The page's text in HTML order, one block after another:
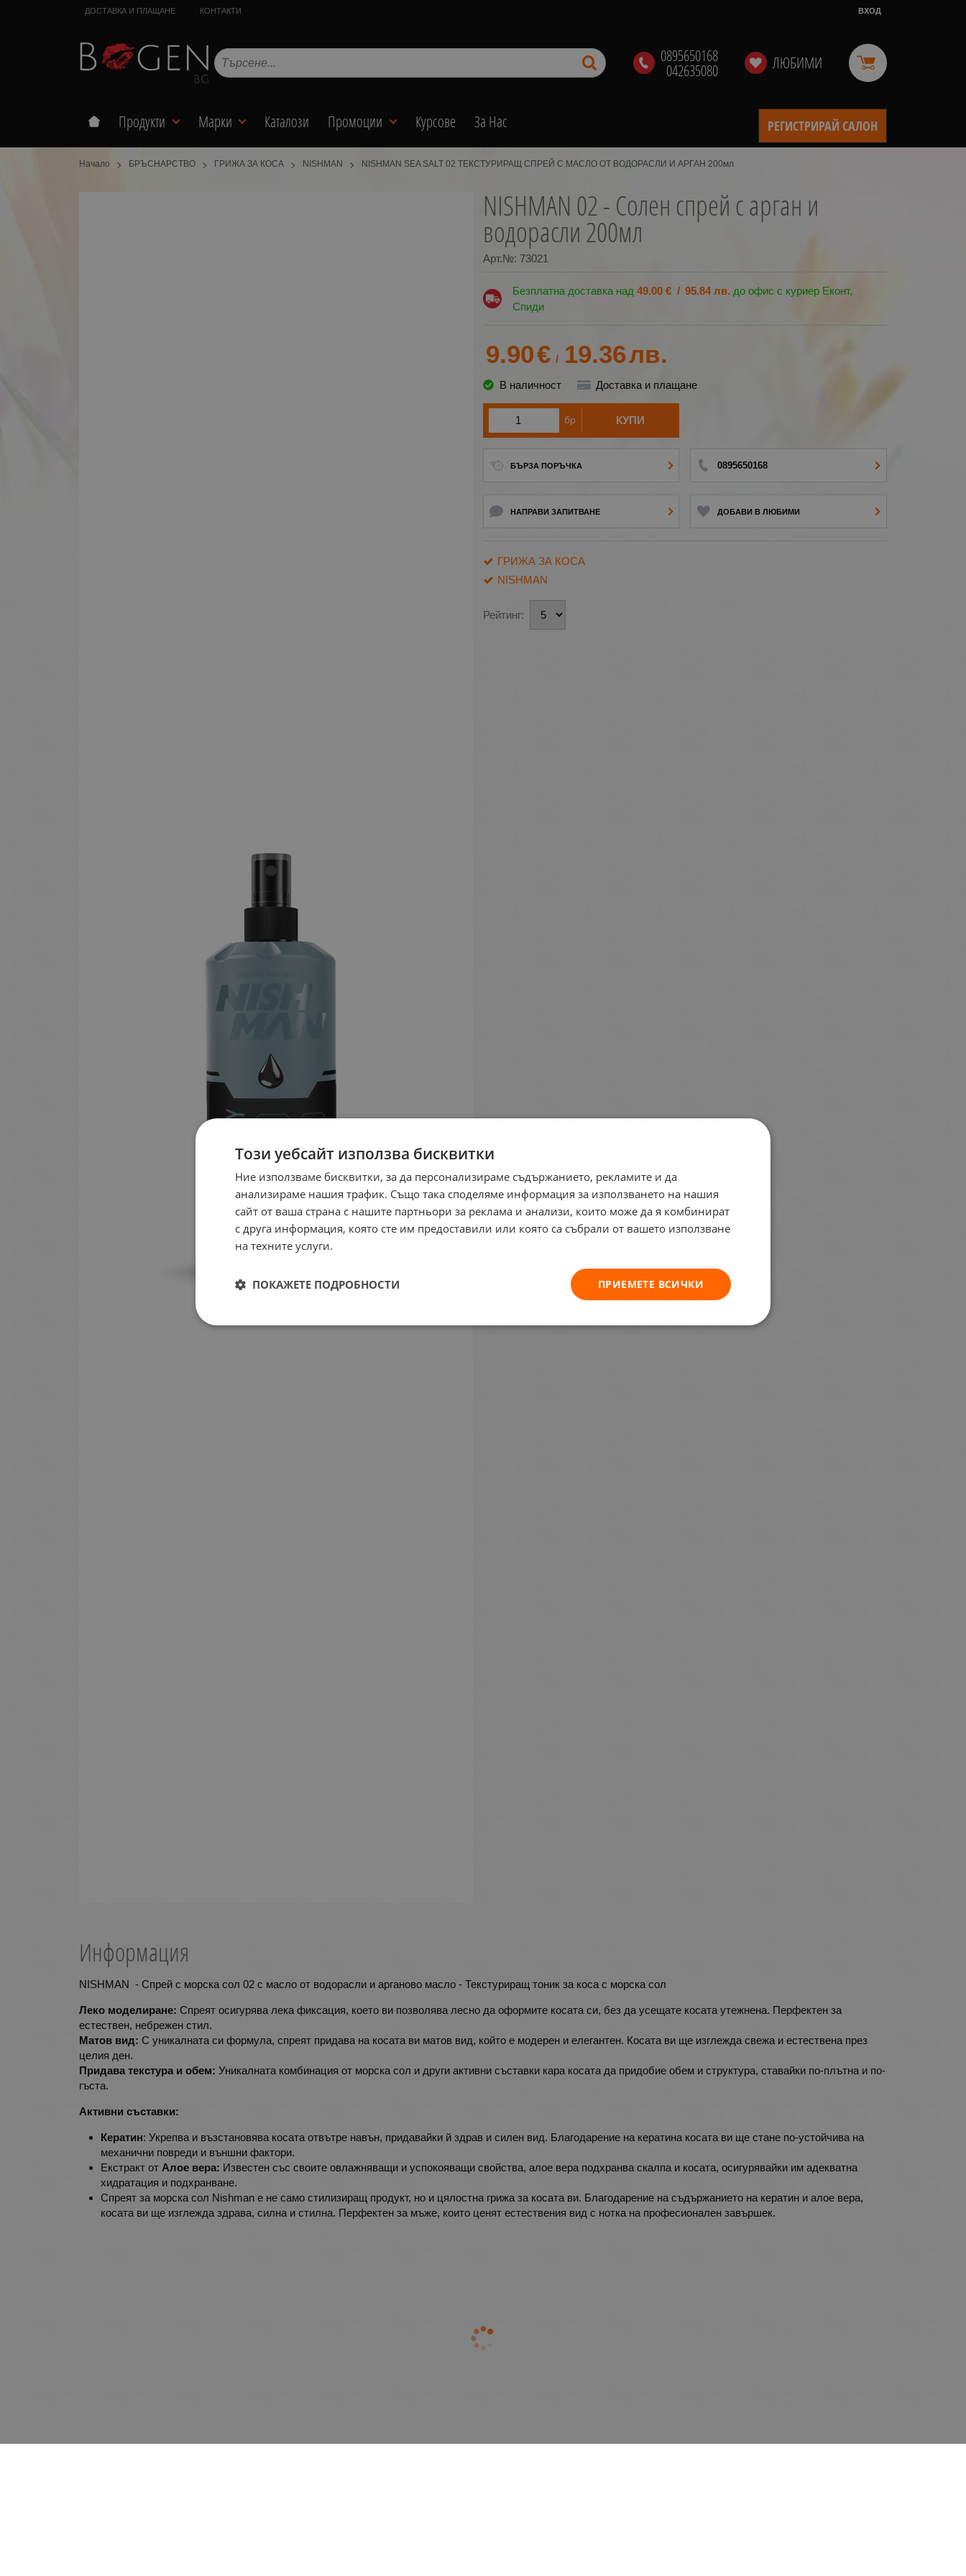
ДОСТАВКА И ПЛАЩАНЕ КОНТАКТИ ВХОД
0895650168
042635080 ЛЮБИМИ
Продукти Марки Каталози Промоции Курсове За Нас РЕГИСТРИРАЙ САЛОН
Начало БРЪСНАРСТВО ГРИЖА ЗА КОСА NISHMAN NISHMAN SEA SALT 02 ТЕКСТУРИРАЩ СПРЕЙ С МАСЛО ОТ ВОДОРАСЛИ И АРГАН 200мл
NISHMAN 02 - Солен спрей с арган и
водорасли 200мл
Арт.№: 73021
Безплатна доставка над49.00 € / 95.84 лв. до офис с куриер Еконт,
Спиди
9.90€ / 19.36лв.
В наличност Доставка и плащане
бр КУПИ
БЪРЗА ПОРЪЧКА 0895650168
НАПРАВИ ЗАПИТВАНЕ ДОБАВИ В ЛЮБИМИ
ГРИЖА ЗА КОСА
NISHMAN
Рейтинг:
Информация
NISHMAN - Спрей с морска сол 02 с масло от водорасли и арганово масло - Текстуриращ тоник за коса с морска сол
Леко моделиране: Спреят осигурява лека фиксация, което ви позволява лесно да оформите косата си, без да усещате косата утежнена. Перфектен за
естествен, небрежен стил.
Матов вид:С уникалната си формула, спреят придава на косата ви матов вид, който е модерен и елегантен. Косата ви ще изглежда свежа и естествена през
целия ден.
Придава текстура и обем: Уникалната комбинация от морска сол и други активни съставки кара косата да придобие обем и структура, ставайки по-плътна и по-
гъста.
Активни съставки:
Кератин: Укрепва и възстановява косата отвътре навън, придавайки й здрав и силен вид. Благодарение на кератина косата ви ще стане по-устойчива на
механични повреди и външни фактори.
Екстракт от Алое вера: Известен със своите овлажняващи и успокояващи свойства, алое вера подхранва скалпа и косата, осигурявайки им адекватна
хидратация и подхранване.
Спреят за морска сол Nishman е не само стилизиращ продукт, но и цялостна грижа за косата ви. Благодарение на съдържанието на кератин и алое вера,
косата ви ще изглежда здрава, силна и стилна. Перфектен за мъже, които ценят естествения вид с нотка на професионален завършек.
Този уебсайт използва бисквитки
Ние използваме бисквитки, за да персонализираме съдържанието, рекламите и да
анализираме нашия трафик. Също така споделяме информация за използването на нашия
сайт от ваша страна с нашите партньори за реклама и анализи, които може да я комбинират
с друга информация, която сте им предоставили или която са събрали от вашето използване
на техните услуги.
ПРИЕМЕТЕ ВСИЧКИ
ПОКАЖЕТЕ ПОДРОБНОСТИ